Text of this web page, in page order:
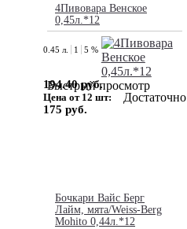
4Пивовара Венское
0,45л.*12
Быстрый просмотр
0.45 л. 1 5 %
194.40 руб.
Цена от 12 шт:
175 руб.
Достаточно
Бочкари Вайс Берг
Лайм, мята/Weiss-Berg
Mohito 0,44л.*12